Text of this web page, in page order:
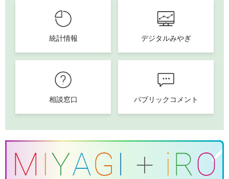
統計情報 デジタルみやぎ
相談窓口 パブリックコメント